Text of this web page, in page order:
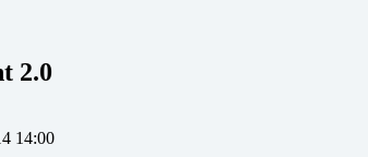
2.0
14:00